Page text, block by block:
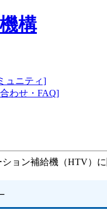
構
ュニティ]
わせ・FAQ]
ション補給機（HTV）